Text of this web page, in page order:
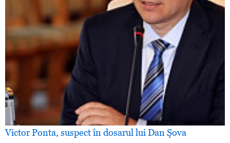
Victor Ponta, suspect în dosarul lui Dan Şova